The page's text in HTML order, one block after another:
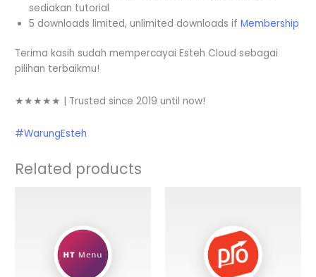
sediakan tutorial
5 downloads limited, unlimited downloads ifMembership
Terima kasih sudah mempercayai Esteh Cloud sebagai
pilihan terbaikmu!
★★★★★ | Trusted since 2019 until now!
#WarungEsteh
Related products